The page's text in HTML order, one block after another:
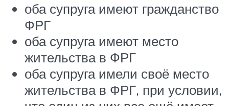
оба супруга имеют гражданство
ФРГ
оба супруга имеют место
жительства в ФРГ
оба супруга имели своё место
жительства в ФРГ, при условии,